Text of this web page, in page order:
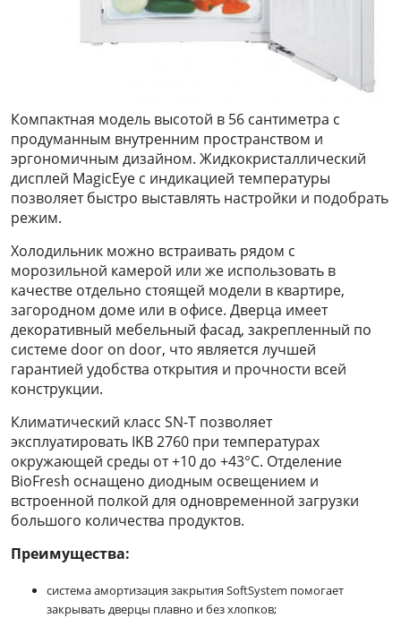
Компактная модель высотой в 56 сантиметра с
продуманным внутренним пространством и
эргономичным дизайном. Жидкокристаллический
дисплей MagicEye с индикацией температуры
позволяет быстро выставлять настройки и подобрать
режим.
Холодильник можно встраивать рядом с
морозильной камерой или же использовать в
качестве отдельно стоящей модели в квартире,
загородном доме или в офисе. Дверца имеет
декоративный мебельный фасад, закрепленный по
системе door on door, что является лучшей
гарантией удобства открытия и прочности всей
конструкции.
Климатический класс SN-T позволяет
эксплуатировать IKB 2760 при температурах
окружающей среды от +10 до +43°C. Отделение
BioFresh оснащено диодным освещением и
встроенной полкой для одновременной загрузки
большого количества продуктов.
Преимущества:
система амортизация закрытия SoftSystem помогает
закрывать дверцы плавно и без хлопков;